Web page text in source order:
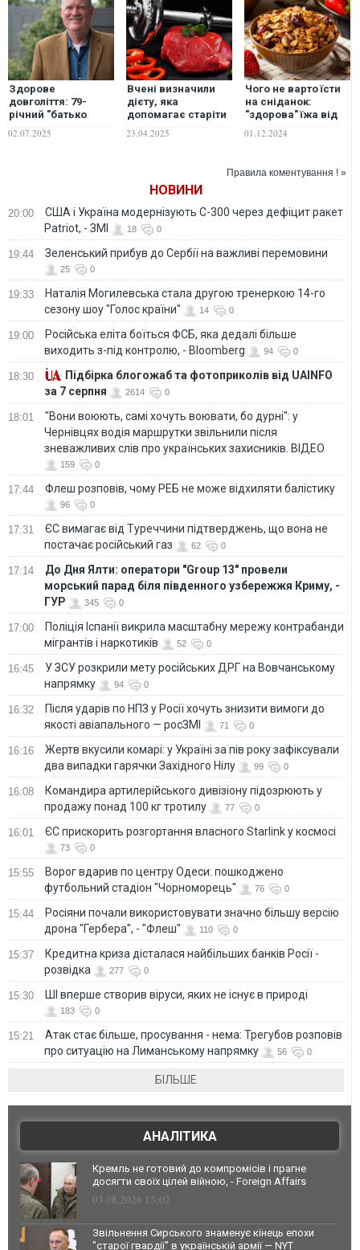
Здорове
довголіття: 79-
річний "батько
функціональної
медицини"
02.07.2025
Вчені визначили
дієту, яка
допомагає старіти
здоровими
23.04.2025
Чого не варто їсти
на сніданок:
"здорова" їжа від
якої краще
відмовитись
01.12.2024
Правила коментування ! »
НОВИНИ
20:00
США і Україна модернізують С-300 через дефіцит ракет
Patriot, - ЗМІ
18 0
19:44 Зеленський прибув до Сербії на важливі перемовини
25 0
19:33
Наталія Могилевська стала другою тренеркою 14-го
сезону шоу "Голос країни"
14 0
19:00
Російська еліта боїться ФСБ, яка дедалі більше
виходить з-під контролю, - Bloomberg
94 0
18:30
Підбірка блогожаб та фотоприколів від UAINFO
за 7 серпня
2614 0
18:01
"Вони воюють, самі хочуть воювати, бо дурні": у
Чернівцях водія маршрутки звільнили після
зневажливих слів про українських захисників. ВІДЕО
159 0
17:44 Флеш розповів, чому РЕБ не може відхиляти балістику
96 0
17:31
ЄС вимагає від Туреччини підтверджень, що вона не
постачає російський газ
62 0
17:14
До Дня Ялти: оператори "Group 13" провели
морський парад біля південного узбережжя Криму, -
ГУР
345 0
17:00
Поліція Іспанії викрила масштабну мережу контрабанди
мігрантів і наркотиків
52 0
16:45
У ЗСУ розкрили мету російських ДРГ на Вовчанському
напрямку
94 0
16:32
Після ударів по НПЗ у Росії хочуть знизити вимоги до
якості авіапального — росЗМІ
71 0
16:16
Жертв вкусили комарі: у Україні за пів року зафіксували
два випадки гарячки Західного Нілу
99 0
16:08
Командира артилерійського дивізіону підозрюють у
продажу понад 100 кг тротилу
77 0
16:01 ЄС прискорить розгортання власного Starlink у космосі
73 0
15:55
Ворог вдарив по центру Одеси: пошкоджено
футбольний стадіон "Чорноморець"
76 0
15:44
Росіяни почали використовувати значно більшу версію
дрона "Гербера", - "Флеш"
110 0
15:37
Кредитна криза дісталася найбільших банків Росії -
розвідка
277 0
15:30 ШІ вперше створив віруси, яких не існує в природі
183 0
15:21
Атак стає більше, просування - нема: Трегубов розповів
про ситуацію на Лиманському напрямку
56 0
БІЛЬШЕ
АНАЛІТИКА
Кремль не готовий до компромісів і прагне
досягти своїх цілей війною, - Foreign Affairs
03.08.2026 13:02
Звільнення Сирського знаменує кінець епохи
"старої гвардії" в українській армії — NYT